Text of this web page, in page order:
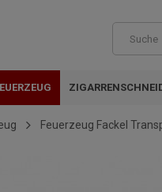
Feuerzeug Fackel